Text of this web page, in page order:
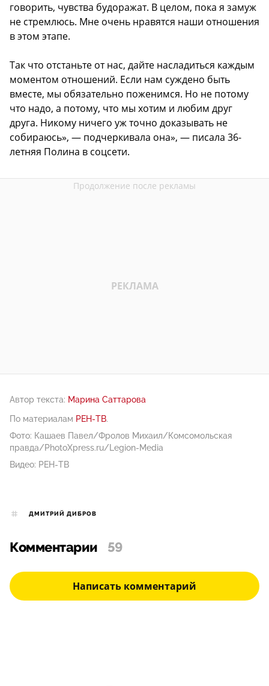
говорить, чувства будоражат. В целом, пока я замуж
не стремлюсь. Мне очень нравятся наши отношения
в этом этапе.
Так что отстаньте от нас, дайте насладиться каждым
моментом отношений. Если нам суждено быть
вместе, мы обязательно поженимся. Но не потому
что надо, а потому, что мы хотим и любим друг
друга. Никому ничего уж точно доказывать не
собираюсь», — подчеркивала она», — писала 36-
летняя Полина в соцсети.
Автор текста: Марина Саттарова
По материалам РЕН-ТВ.
Фото: Кашаев Павел/Фролов Михаил/Комсомольская
правда/PhotoXpress.ru/Legion-Media
Видео: РЕН-ТВ
ДМИТРИЙ ДИБРОВ
Комментарии 59
Написать комментарий